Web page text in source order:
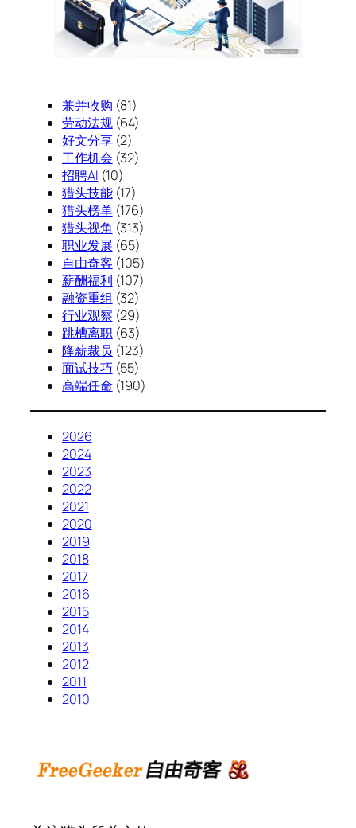
兼并收购 (81)
劳动法规(64)
好文分享(2)
工作机会 (32)
招聘AI (10)
猎头技能(17)
猎头榜单(176)
猎头视角 (313)
职业发展 (65)
自由奇客 (105)
薪酬福利 (107)
融资重组 (32)
行业观察 (29)
跳槽离职(63)
降薪裁员 (123)
面试技巧 (55)
高端任命 (190)
2026
2024
2023
2022
2021
2020
2019
2018
2017
2016
2015
2014
2013
2012
2011
2010